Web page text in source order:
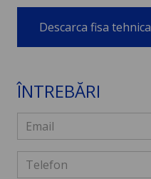
Descarca fisa tehnica
ÎNTREBĂRI